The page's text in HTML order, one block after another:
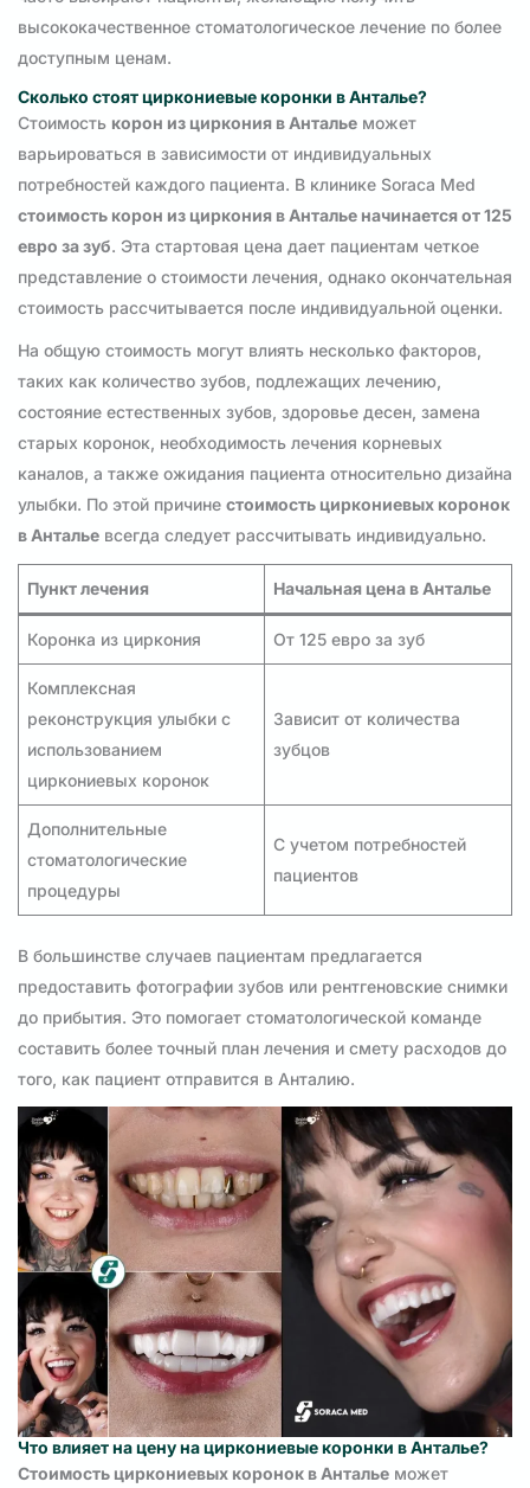
высококачественное стоматологическое лечение по более
доступным ценам.
Сколько стоят циркониевые коронки в Анталье?
Стоимость корон из циркония в Анталье может
варьироваться в зависимости от индивидуальных
потребностей каждого пациента. В клинике Soraca Med
стоимость корон из циркония в Анталье начинается от 125
евро за зуб. Эта стартовая цена дает пациентам четкое
представление о стоимости лечения, однако окончательная
стоимость рассчитывается после индивидуальной оценки.
На общую стоимость могут влиять несколько факторов,
таких как количество зубов, подлежащих лечению,
состояние естественных зубов, здоровье десен, замена
старых коронок, необходимость лечения корневых
каналов, а также ожидания пациента относительно дизайна
улыбки. По этой причине стоимость циркониевых коронок
в Анталье всегда следует рассчитывать индивидуально.
Пункт лечения Начальная цена в Анталье
Коронка из циркония От 125 евро за зуб
Комплексная
реконструкция улыбки с
использованием
циркониевых коронок
Зависит от количества
зубцов
Дополнительные
стоматологические
процедуры
С учетом потребностей
пациентов
В большинстве случаев пациентам предлагается
предоставить фотографии зубов или рентгеновские снимки
до прибытия. Это помогает стоматологической команде
составить более точный план лечения и смету расходов до
того, как пациент отправится в Анталию.
Что влияет на цену на циркониевые коронки в Анталье?
Стоимость циркониевых коронок в Анталье может